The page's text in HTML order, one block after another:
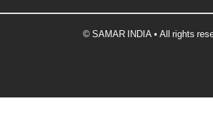
© SAMAR INDIA • All rights